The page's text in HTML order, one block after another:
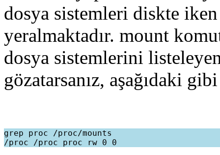
dosya sistemleri diskte
yeralmaktadır. mount
dosya sistemlerini
gözatarsanız, aşağıdaki
grep proc /proc/mounts